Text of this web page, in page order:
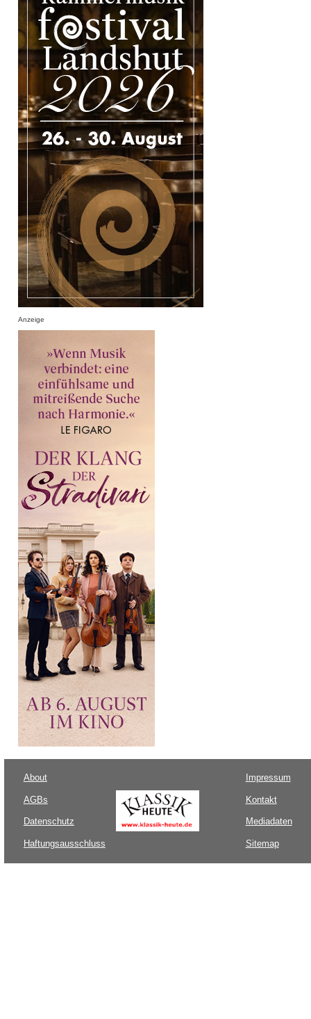
Anzeige
About
AGBs
Datenschutz
Haftungsausschluss
Impressum
Kontakt
Mediadaten
Sitemap